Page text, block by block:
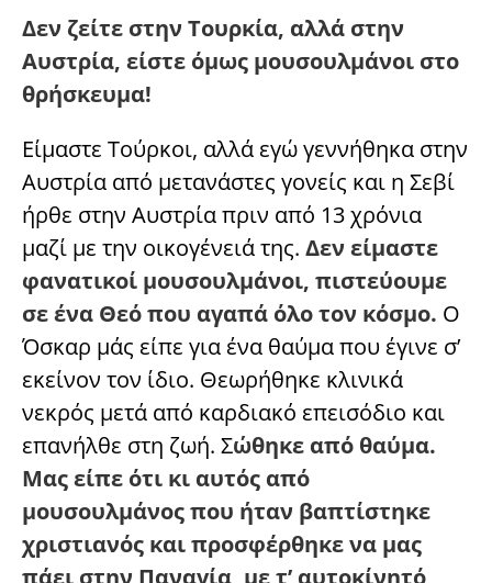
Δεν ζείτε στην Τουρκία, αλλά στην
Αυστρία, είστε όμως μουσουλμάνοι στο
θρήσκευμα!
Είμαστε Τούρκοι, αλλά εγώ γεννήθηκα στην
Αυστρία από μετανάστες γονείς και η Σεβί
ήρθε στην Αυστρία πριν από 13 χρόνια
μαζί με την οικογένειά της. Δεν είμαστε
φανατικοί μουσουλμάνοι, πιστεύουμε
σε ένα Θεό που αγαπά όλο τον κόσμο. Ο
Όσκαρ μάς είπε για ένα θαύμα που έγινε σ’
εκείνον τον ίδιο. Θεωρήθηκε κλινικά
νεκρός μετά από καρδιακό επεισόδιο και
επανήλθε στη ζωή. Σώθηκε από θαύμα.
Μας είπε ότι κι αυτός από
μουσουλμάνος που ήταν βαπτίστηκε
χριστιανός και προσφέρθηκε να μας